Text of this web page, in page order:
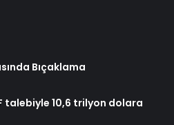
Bıçaklama
talebiyle 10,6 trilyon dolara